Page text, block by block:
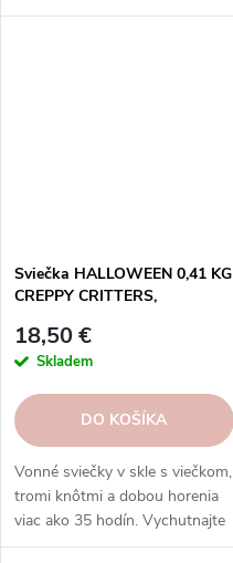
vône s voskami Goose Creek.
Sviečka HALLOWEEN 0,41 KG
CREPPY CRITTERS,
knôty|GOOSE CREEK
18,50 €
Skladem
DO KOŠÍKA
Vonné sviečky v skle s viečkom,
tromi knôtmi a dobou horenia
viac ako 35 hodín. Vychutnajte
si rozmanitosť vôní a